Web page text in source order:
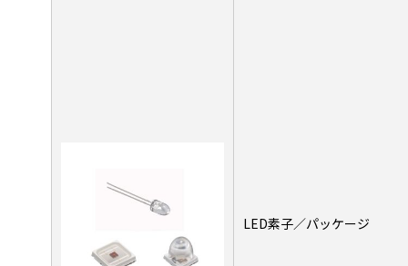
LED素子／パッケージ